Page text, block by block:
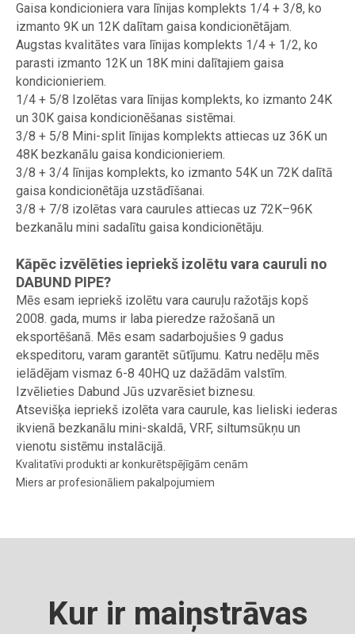
Gaisa kondicioniera vara līnijas komplekts 1/4 + 3/8, ko
izmanto 9K un 12K dalītam gaisa kondicionētājam.
Augstas kvalitātes vara līnijas komplekts 1/4 + 1/2, ko
parasti izmanto 12K un 18K mini dalītajiem gaisa
kondicionieriem.
1/4 + 5/8 Izolētas vara līnijas komplekts, ko izmanto 24K
un 30K gaisa kondicionēšanas sistēmai.
3/8 + 5/8 Mini-split līnijas komplekts attiecas uz 36K un
48K bezkanālu gaisa kondicionieriem.
3/8 + 3/4 līnijas komplekts, ko izmanto 54K un 72K dalītā
gaisa kondicionētāja uzstādīšanai.
3/8 + 7/8 izolētas vara caurules attiecas uz 72K–96K
bezkanālu mini sadalītu gaisa kondicionētāju.
Kāpēc izvēlēties iepriekš izolētu vara cauruli no
DABUND PIPE?
Mēs esam iepriekš izolētu vara cauruļu ražotājs kopš
2008. gada, mums ir laba pieredze ražošanā un
eksportēšanā. Mēs esam sadarbojušies 9 gadus
ekspeditoru, varam garantēt sūtījumu. Katru nedēļu mēs
ielādējam vismaz 6-8 40HQ uz dažādām valstīm.
Izvēlieties Dabund Jūs uzvarēsiet biznesu.
Atsevišķa iepriekš izolēta vara caurule, kas lieliski iederas
ikvienā bezkanālu mini-skaldā, VRF, siltumsūkņu un
vienotu sistēmu instalācijā.
Kvalitatīvi produkti ar konkurētspējīgām cenām
Miers ar profesionāliem pakalpojumiem
Kur ir maiņstrāvas